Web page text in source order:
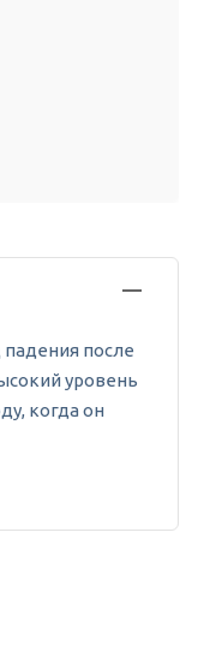
падения после
уровень
когда он